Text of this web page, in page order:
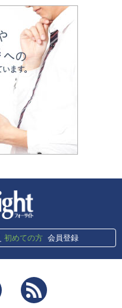
初めての方 会員登録
Twitter